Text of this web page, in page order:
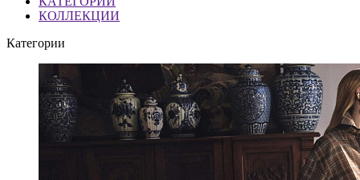
КОЛЛЕКЦИИ
Категории